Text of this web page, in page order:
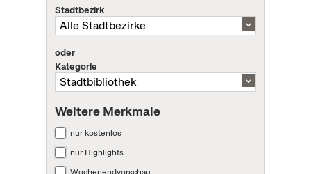
Stadtbezirk
oder
Kategorie
Weitere Merkmale
nur kostenlos
nur Highlights